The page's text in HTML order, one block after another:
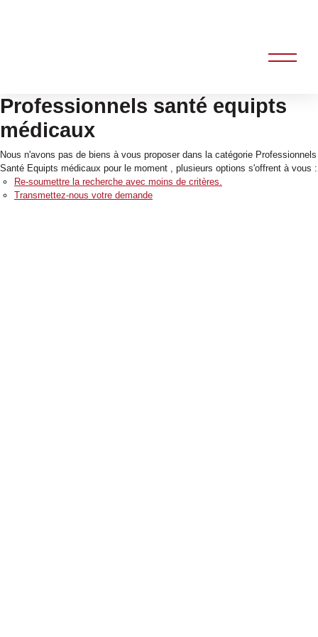
Professionnels santé equipts
médicaux
Nous n'avons pas de biens à vous proposer dans la catégorie Professionnels
Santé Equipts médicaux pour le moment , plusieurs options s'offrent à vous :
Re-soumettre la recherche avec moins de critères.
Transmettez-nous votre demande